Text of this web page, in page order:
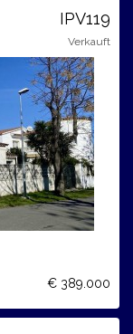
IPV119
Verkauft
€ 389.000